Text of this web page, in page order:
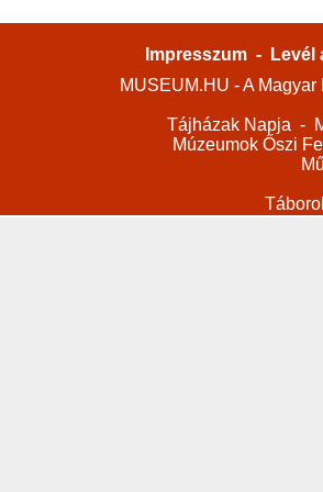
Impresszum -
Levél
MUSEUM.HU - A
Tájházak Napja -
Múzeumok Őszi